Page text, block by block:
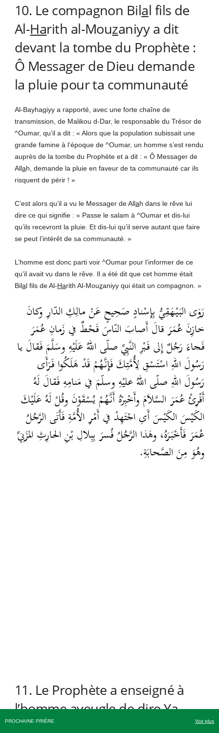
PROCHAINE PRIÈRE Voir plus
10. Le compagnon Bilal fils de
Al-Harith al-Mouzaniyy a dit
devant la tombe du Prophète :
Ô Messager de Dieu demande
la pluie pour ta communauté
Al-Bayhaqiyy a rapporté, avec une forte chaîne de
transmission, de Malikou d-Dar, le responsable du Trésor de
^Oumar, qu’il a dit : « Alors que la population subissait une
grande famine à l’époque de ^Oumar, un homme s’est rendu
auprès de la tombe du Prophète et a dit : « Ô Messager de
Allah, demande la pluie en faveur de ta communauté car ils
risquent de périr ! »
C’est alors qu’il a vu le Messager de Allah dans le rêve lui
dire ce qui signifie : « Passe le salam à ^Oumar et dis-lui
qu’ils recevront la pluie. Et dis-lui qu’il serve autant que faire
se peut l’intérêt de sa communauté. »
L’homme est donc parti voir ^Oumar pour l’informer de ce
qu’il avait vu dans le rêve. Il a été dit que cet homme était
Bilal fils de Al-Harith Al-Mouzaniyy qui était un compagnon. »
رَوَى البَيْهَقِيُّ بِإِسْنادٍ صَحِيحٍ عَنْ مالِكِ الدّارِ وكانَ
خازِنَ عُمَرَ قالَ أَصابَ النّاسَ قَحْطٌ في زَمانِ عُمَرَ
فَجاءَ رَجُلٌ إِلى قَبْرِ النَّبِيِّ صلّى اللهُ عَلَيْهِ وسَلَّمَ فَقالَ يا
رَسُولَ اللهِ اسْتَسْقِ لِأُمَّتِكَ فَإِنَّهُمْ قَدْ هَلَكُوا فَرَأَى
رَسُولَ اللهِ صلّى اللهُ عليْهِ وسلّمَ في مَنامِهِ فَقالَ لَهُ
أَقْرِئْ عُمَرَ السَّلاَمَ وأَخْبِرْهُ أَنَّهُمْ يُسْقَوْنَ وقُلْ لَهُ عَلَيْكَ
الكَيْسَ الكَيْسَ أَىِ اجْتَهِدْ في أَمْرِ الأُمَّةِ فَأَتَى الرَّجُلُ
عُمَرَ فَأَخْبَرَهُ، وهَذا الرَّجُلُ فُسرَ بِبِلالِ بْنِ الحارِثِ المزَنِيِّ
وهُوَ مِنَ الصَّحابَةِ.
11. Le Prophète a enseigné à
l’homme aveugle de dire Ya
Mouhammad